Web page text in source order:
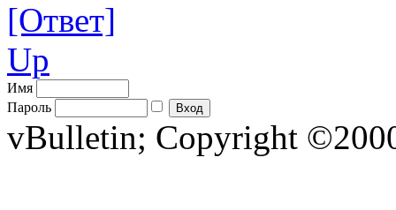
[Ответ]
Up
Имя
Пароль
vBulletin; Copyright